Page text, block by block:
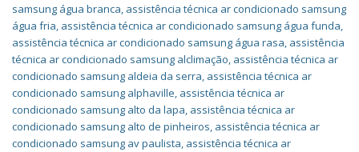
samsung água branca, assistência técnica ar condicionado samsung
água fria, assistência técnica ar condicionado samsung água funda,
assistência técnica ar condicionado samsung água rasa, assistência
técnica ar condicionado samsung alclimação, assistência técnica ar
condicionado samsung aldeia da serra, assistência técnica ar
condicionado samsung alphaville, assistência técnica ar
condicionado samsung alto da lapa, assistência técnica ar
condicionado samsung alto de pinheiros, assistência técnica ar
condicionado samsung av paulista, assistência técnica ar